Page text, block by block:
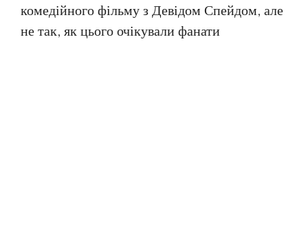
комедійного фільму з Девідом Спейдом, але
не так, як цього очікували фанати